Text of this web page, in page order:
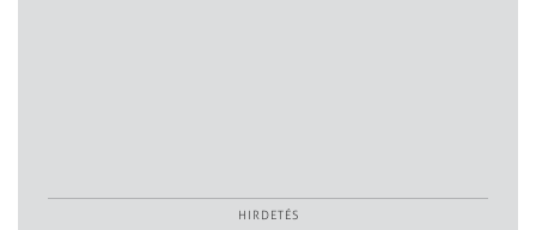
HIRDETÉS